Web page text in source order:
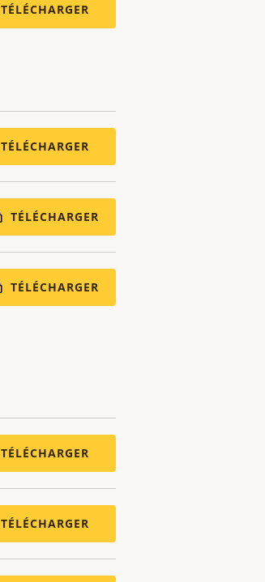
TÉLÉCHARGER
TÉLÉCHARGER
TÉLÉCHARGER
TÉLÉCHARGER
TÉLÉCHARGER
TÉLÉCHARGER